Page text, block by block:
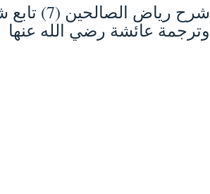
شرح رياض
وترجمة عائشة رضي الله عنها